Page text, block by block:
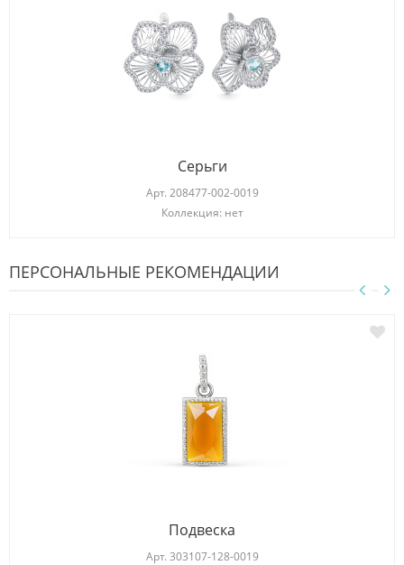
Серьги
Арт. 208477-002-0019
Коллекция: нет
ПЕРСОНАЛЬНЫЕ РЕКОМЕНДАЦИИ
Подвеска
Арт. 303107-128-0019